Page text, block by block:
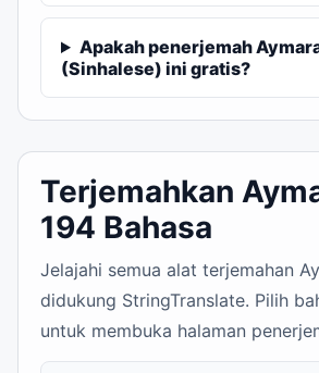
Apakah penerjemah
(Sinhalese) ini gratis?
Terjemahkan
194 Bahasa
Jelajahi semua alat terjemahan
didukung StringTranslate. Pilih
untuk membuka halaman